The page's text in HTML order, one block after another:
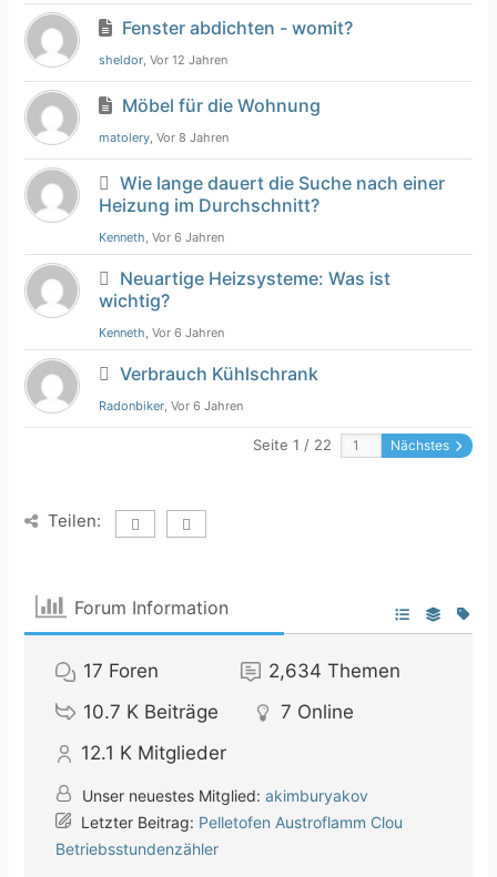
Fenster abdichten - womit?
sheldor, Vor 12 Jahren
Möbel für die Wohnung
matolery, Vor 8 Jahren
Wie lange dauert die Suche nach einer
Heizung im Durchschnitt?
Kenneth, Vor 6 Jahren
Neuartige Heizsysteme: Was ist
wichtig?
Kenneth, Vor 6 Jahren
Verbrauch Kühlschrank
Radonbiker, Vor 6 Jahren
Seite 1 / 22 Nächstes
Teilen:
Forum Information
17 Foren 2,634 Themen
10.7 K Beiträge 7 Online
12.1 K Mitglieder
Unser neuestes Mitglied:akimburyakov
Letzter Beitrag: Pelletofen Austroflamm Clou
Betriebsstundenzähler